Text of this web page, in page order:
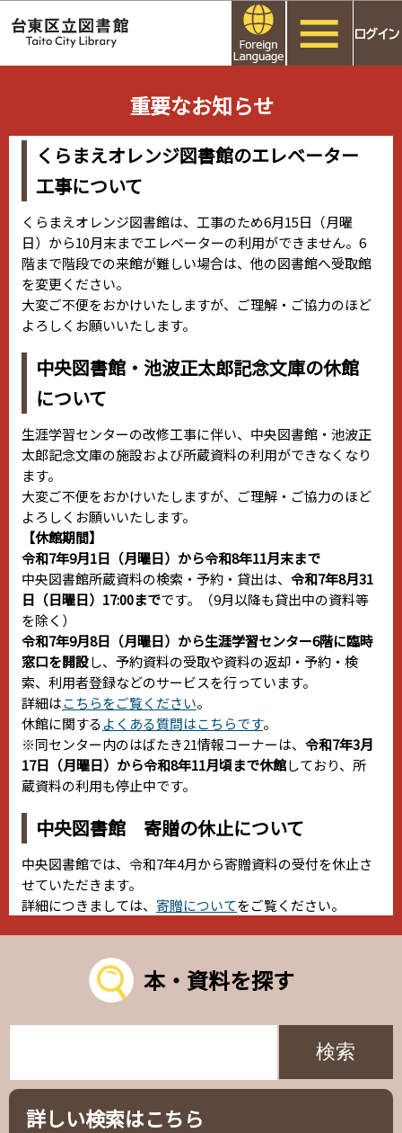
このページの本文へ移動
重要なお知らせ
くらまえオレンジ図書館のエレベーター
工事について
くらまえオレンジ図書館は、工事のため6月15日（月曜
日）から10月末までエレベーターの利用ができません。6
階まで階段での来館が難しい場合は、他の図書館へ受取館
を変更ください。
大変ご不便をおかけいたしますが、ご理解・ご協力のほど
よろしくお願いいたします。
中央図書館・池波正太郎記念文庫の休館
について
生涯学習センターの改修工事に伴い、中央図書館・池波正
太郎記念文庫の施設および所蔵資料の利用ができなくなり
ます。
大変ご不便をおかけいたしますが、ご理解・ご協力のほど
よろしくお願いいたします。
【休館期間】
令和7年9月1日（月曜日）から令和8年11月末まで
中央図書館所蔵資料の検索・予約・貸出は、 令和7年8月31
日（日曜日）17:00までです。（9月以降も貸出中の資料等
を除く）
令和7年9月8日（月曜日）から生涯学習センター6階に臨時
窓口を開設し、予約資料の受取や資料の返却・予約・検
索、利用者登録などのサービスを行っています。
詳細はこちらをご覧ください。
休館に関するよくある質問はこちらです。
※同センター内のはばたき21情報コーナーは、 令和7年3月
17日（月曜日）から令和8年11月頃まで休館しており、所
蔵資料の利用も停止中です。
中央図書館 寄贈の休止について
中央図書館では、令和7年4月から寄贈資料の受付を休止さ
せていただきます。
詳細につきましては、 寄贈についてをご覧ください。
本・資料を探す
詳しい検索はこちら